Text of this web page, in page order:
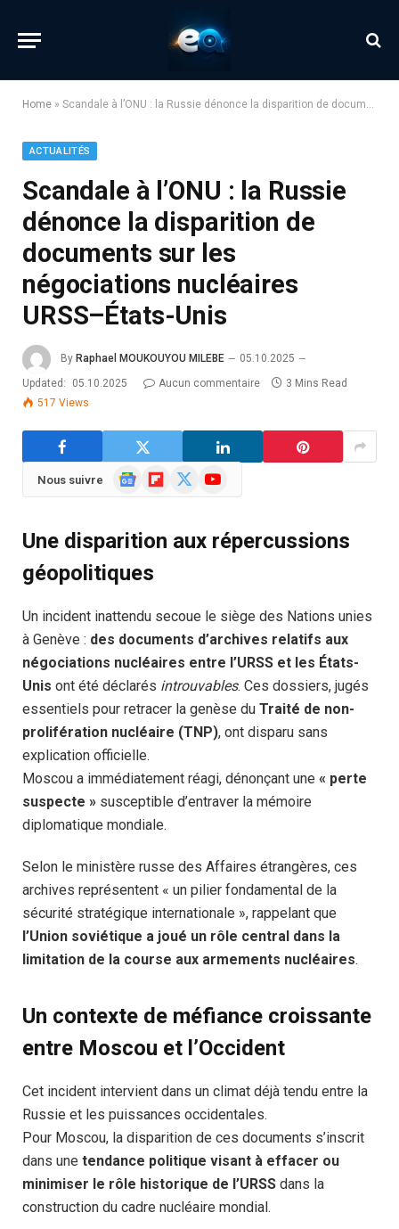
Home » Scandale à l’ONU : la Russie dénonce la disparition de documents sur les négociations nucléaires URSS–États-Unis
ACTUALITÉS
Scandale à l’ONU : la Russie
dénonce la disparition de
documents sur les
négociations nucléaires
URSS–États-Unis
By Raphael MOUKOUYOU MILEBE
05.10.2025
Updated:
05.10.2025 Aucun commentaire
3 Mins Read
517 Views
Nous suivre
GoogleFlipboard YouTube
Une disparition aux répercussions
géopolitiques
Un incident inattendu secoue le siège des Nations unies
à Genève : des documents d’archives relatifs aux
négociations nucléaires entre l’URSS et les États-
Unis ont été déclarés introuvables. Ces dossiers, jugés
essentiels pour retracer la genèse du Traité de non-
prolifération nucléaire (TNP), ont disparu sans
explication officielle.
Moscou a immédiatement réagi, dénonçant une « perte
suspecte » susceptible d’entraver la mémoire
diplomatique mondiale.
Selon le ministère russe des Affaires étrangères, ces
archives représentent « un pilier fondamental de la
sécurité stratégique internationale », rappelant que
l’Union soviétique a joué un rôle central dans la
limitation de la course aux armements nucléaires.
Un contexte de méfiance croissante
entre Moscou et l’Occident
Cet incident intervient dans un climat déjà tendu entre la
Russie et les puissances occidentales.
Pour Moscou, la disparition de ces documents s’inscrit
dans une tendance politique visant à effacer ou
minimiser le rôle historique de l’URSS dans la
construction du cadre nucléaire mondial.